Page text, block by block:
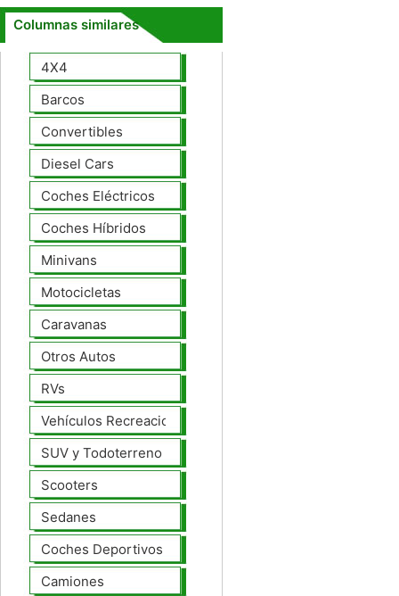
Columnas similares
4X4
Barcos
Convertibles
Diesel Cars
Coches Eléctricos
Coches Híbridos
Minivans
Motocicletas
Caravanas
Otros Autos
RVs
Vehículos Recreacionales
SUV y Todoterreno
Scooters
Sedanes
Coches Deportivos
Camiones